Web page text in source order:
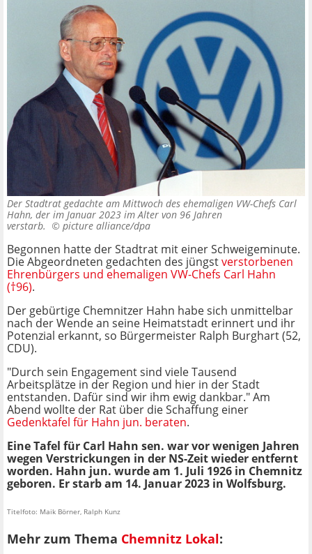
Der Stadtrat gedachte am Mittwoch des ehemaligen VW-Chefs Carl
Hahn, der im Januar 2023 im Alter von 96 Jahren
verstarb. © picture alliance/dpa
Begonnen hatte der Stadtrat mit einer Schweigeminute.
Die Abgeordneten gedachten des jüngstverstorbenen
Ehrenbürgers und ehemaligen VW-Chefs Carl Hahn
(†96).
Der gebürtige Chemnitzer Hahn habe sich unmittelbar
nach der Wende an seine Heimatstadt erinnert und ihr
Potenzial erkannt, so Bürgermeister Ralph Burghart (52,
CDU).
"Durch sein Engagement sind viele Tausend
Arbeitsplätze in der Region und hier in der Stadt
entstanden. Dafür sind wir ihm ewig dankbar." Am
Abend wollte der Rat über die Schaffung einer
Gedenktafel für Hahn jun. beraten.
Eine Tafel für Carl Hahn sen. war vor wenigen Jahren
wegen Verstrickungen in der NS-Zeit wieder entfernt
worden. Hahn jun. wurde am 1. Juli 1926 in Chemnitz
geboren. Er starb am 14. Januar 2023 in Wolfsburg.
Titelfoto: Maik Börner, Ralph Kunz
Mehr zum Thema Chemnitz Lokal: